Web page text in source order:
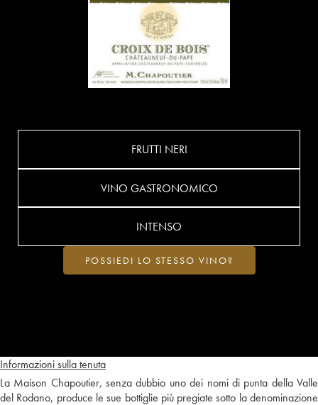
Informazioni sulla tenuta
La Maison Chapoutier, senza dubbio uno dei nomi di punta della Valle
del Rodano, produce le sue bottiglie più pregiate sotto la denominazione
FRUTTI NERI
VINO GASTRONOMICO
INTENSO
POSSIEDI LO STESSO VINO?